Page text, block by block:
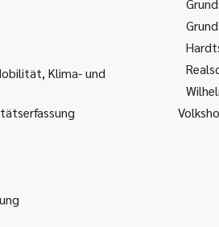
Klima- und